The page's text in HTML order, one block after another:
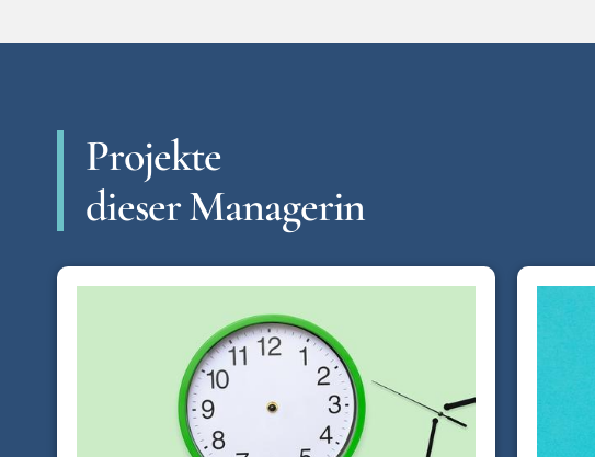
Projekte
dieser Managerin